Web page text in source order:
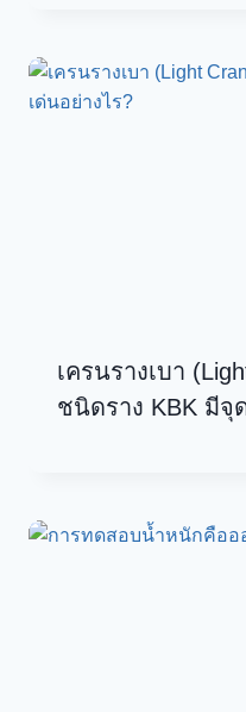
เครนรางเบา
ชนิดราง KBK มีจุ